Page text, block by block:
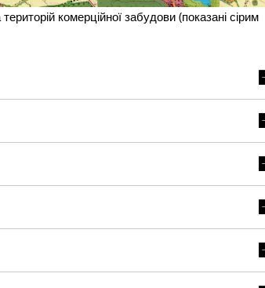
комерційної забудови (показані сірим